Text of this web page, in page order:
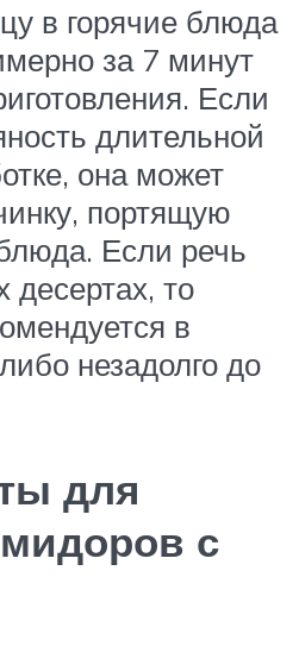
в горячие блюда
за 7 минут
Если
длительной
она может
портящую
Если речь
десертах, то
в
незадолго до
для
с